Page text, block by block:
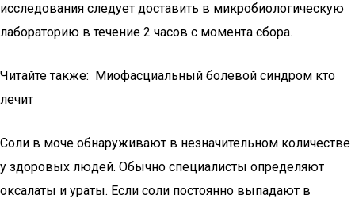
исследования следует доставить в микробиологическую
лабораторию в течение 2 часов с момента сбора.
Читайте также: Миофасциальный болевой синдром кто
лечит
Соли в моче обнаруживают в незначительном количестве
у здоровых людей. Обычно специалисты определяют
оксалаты и ураты. Если соли постоянно выпадают в